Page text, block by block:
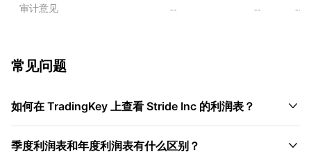
审计意见 -- -- --
常见问题
如何在 TradingKey 上查看 Stride Inc 的利润表？ 
季度利润表和年度利润表有什么区别？ 